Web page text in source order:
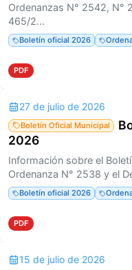
Ordenanzas N° 2542, N°
465/2...
Boletín oficial 2026
PDF
27 de julio de 2026
Boletín Oficial Municipal
2026
Información sobre el
Ordenanza N° 2538 y el
Boletín oficial 2026
PDF
15 de julio de 2026